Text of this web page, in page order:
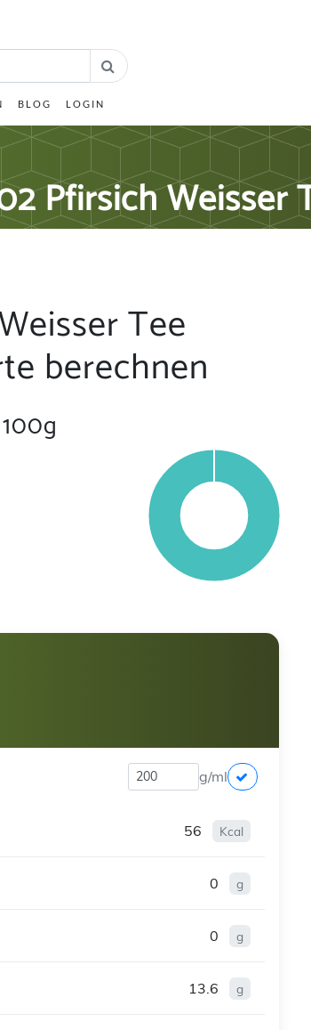
BLOG LOGIN
Pfirsich Weisser
Tee
berechnen
g/ml
56 Kcal
0 g
0 g
13.6 g